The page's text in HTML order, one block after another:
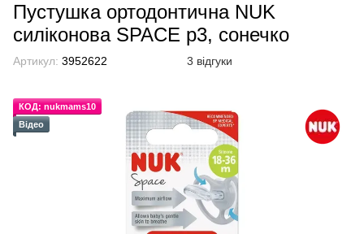
Пустушка ортодонтична NUK
силіконова SPACE р3, сонечко
Артикул: 3952622 3 відгуки
КОД: nukmams10
Відео